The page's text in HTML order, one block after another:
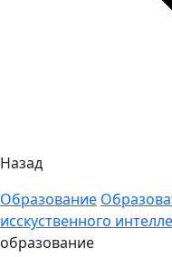
Назад
Образование
исскуственного
образование